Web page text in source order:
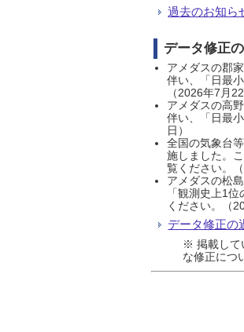
過去のお知ら
データ修正
アメダスの郡
伴い、「日最
（2026年7月22
アメダスの高
伴い、「日最
日）
全国の気象台
施しました。
覧ください。
アメダスの松
「観測史上1
ください。（
データ修正の
※ 掲載して
な修正につ